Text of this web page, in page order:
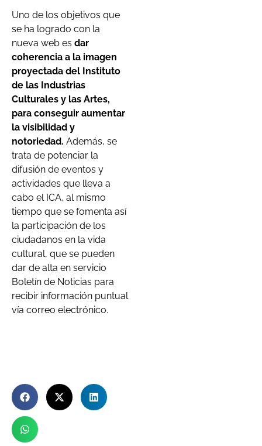
Uno de los objetivos que
se ha logrado con la
nueva web es dar
coherencia a la imagen
proyectada del Instituto
de las Industrias
Culturales y las Artes,
para conseguir aumentar
la visibilidad y
notoriedad. Además, se
trata de potenciar la
difusión de eventos y
actividades que lleva a
cabo el ICA, al mismo
tiempo que se fomenta así
la participación de los
ciudadanos en la vida
cultural, que se pueden
dar de alta en servicio
Boletín de Noticias para
recibir información puntual
vía correo electrónico.